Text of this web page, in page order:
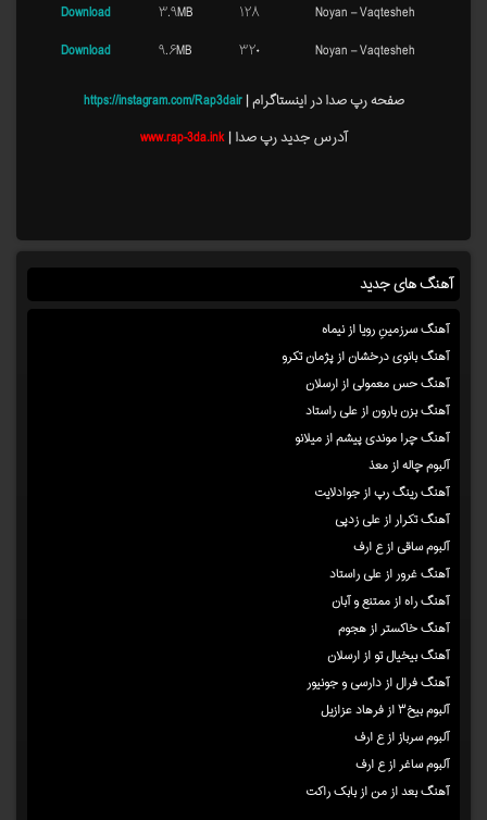
Noyan – Vaqtesheh
۱۲۸ ۳.۹MB
Download
Noyan – Vaqtesheh
۳۲۰ ۹.۶MB Download
صفحه رپ صدا در اینستاگرام |https://instagram.com/Rap3dair
آدرس جدید رپ صدا |www.rap-3da.ink
آهنگ های جدید
آهنگ سرزمینِ رویا از نیماه
آهنگ بانوی درخشان از پژمان تکرو
آهنگ حس معمولی از ارسلان
آهنگ بزن بارون از علی راستاد
آهنگ چرا موندی پیشم از میلانو
آلبوم چاله از معذ
آهنگ رینگ رپ از جوادلایت
آهنگ تکرار از علی زدپی
آلبوم ساقی از ع ارف
آهنگ غرور از علی راستاد
آهنگ راه از ممتنع و آبان
آهنگ خاکستر از هجوم
آهنگ بیخیال تو از ارسلان
آهنگ فرال از دارسی و جونیور
آلبوم بیخ۳ از فرهاد عزازیل
آلبوم سرباز از ع ارف
آلبوم ساغر از ع ارف
آهنگ بعد از من از بابک راکت